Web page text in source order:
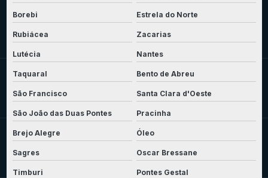
Borebi Estrela do Norte
Rubiácea Zacarias
Lutécia Nantes
Taquaral Bento de Abreu
São Francisco Santa Clara d'Oeste
São João das Duas Pontes Pracinha
Brejo Alegre Óleo
Sagres Oscar Bressane
Timburi Pontes Gestal